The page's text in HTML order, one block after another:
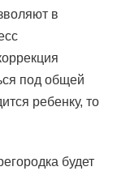
в
под общей
ребенку, то
будет